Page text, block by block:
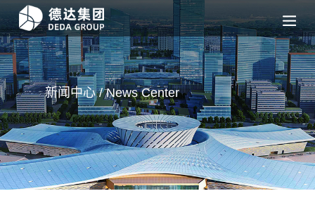
新闻中心 / NewsCenter